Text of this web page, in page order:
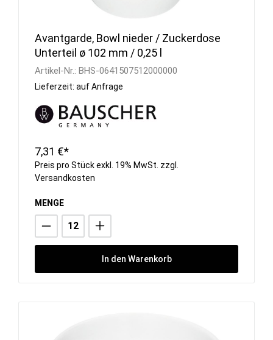
Avantgarde, Bowl nieder / Zuckerdose
Unterteil ø 102 mm / 0,25 l
Artikel-Nr.: BHS-0641507512000000
Lieferzeit: auf Anfrage
7,31 €*
Preis pro Stück exkl. 19% MwSt. zzgl.
Versandkosten
MENGE
In den Warenkorb